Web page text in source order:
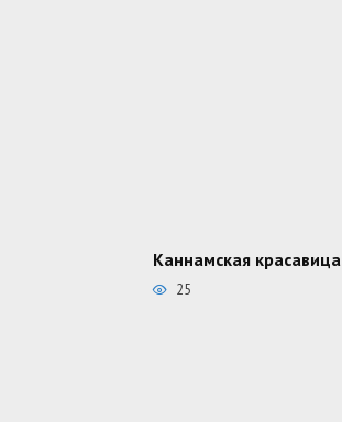
Каннамская красавица
25